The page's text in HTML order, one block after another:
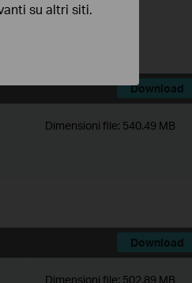
Download
Dimensioni file: 540.49 MB
Download
Dimensioni file: 502.89 MB
su altri siti.